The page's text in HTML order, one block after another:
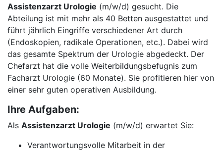
Assistenzarzt Urologie (m/w/d) gesucht. Die
Abteilung ist mit mehr als 40 Betten ausgestattet und
führt jährlich Eingriffe verschiedener Art durch
(Endoskopien, radikale Operationen, etc.). Dabei wird
das gesamte Spektrum der Urologie abgedeckt. Der
Chefarzt hat die volle Weiterbildungsbefugnis zum
Facharzt Urologie (60 Monate). Sie profitieren hier von
einer sehr guten operativen Ausbildung.
Ihre Aufgaben:
Als Assistenzarzt Urologie (m/w/d) erwartet Sie:
Verantwortungsvolle Mitarbeit in der